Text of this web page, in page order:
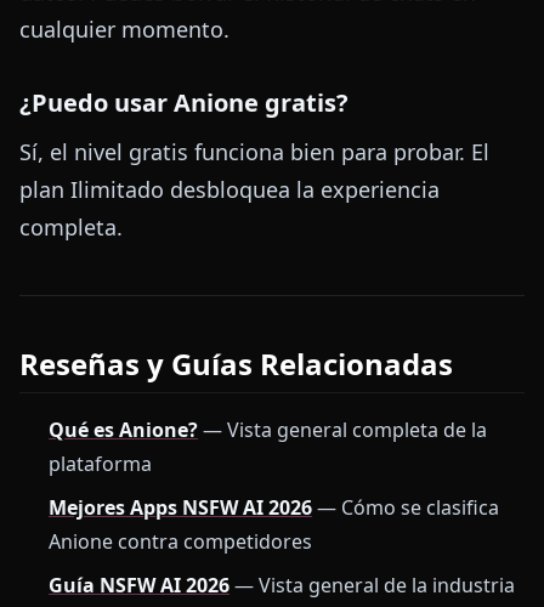
cualquier momento.
¿Puedo usar Anione gratis?
Sí, el nivel gratis funciona bien para probar. El
plan Ilimitado desbloquea la experiencia
completa.
Reseñas y Guías Relacionadas
Qué es Anione?— Vista general completa de la
plataforma
Mejores Apps NSFW AI 2026— Cómo se clasifica
Anione contra competidores
Guía NSFW AI 2026— Vista general de la industria